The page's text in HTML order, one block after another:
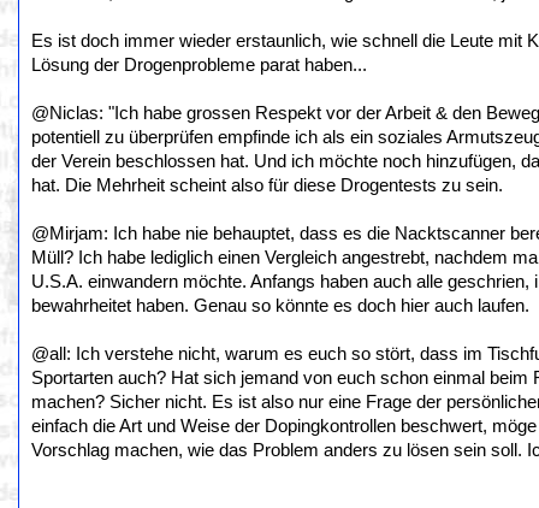
Es ist doch immer wieder erstaunlich, wie schnell die Leute mit
Lösung der Drogenprobleme parat haben...
@Niclas: "Ich habe grossen Respekt vor der Arbeit & den
potentiell zu überprüfen empfinde ich als ein soziales
der Verein beschlossen hat. Und ich möchte noch hinzufügen,
hat. Die Mehrheit scheint also für diese Drogentests zu sein.
@Mirjam: Ich habe nie behauptet, dass es die Nacktscanner
Müll? Ich habe lediglich einen Vergleich angestrebt, nachdem
U.S.A. einwandern möchte. Anfangs haben auch alle
bewahrheitet haben. Genau so könnte es doch hier auch laufen.
@all: Ich verstehe nicht, warum es euch so stört, dass im
Sportarten auch? Hat sich jemand von euch schon einmal
machen? Sicher nicht. Es ist also nur eine Frage der
einfach die Art und Weise der Dopingkontrollen beschwert,
Vorschlag machen, wie das Problem anders zu lösen sein soll.